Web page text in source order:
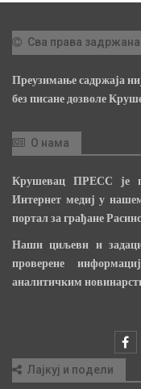
Сва права задржана
Преузимање садржаја
без писане дозволе
О нама
Крушевац ПРЕСС је
Интернет медиј у
портал за грађане
Наши циљеви и
проверене
аналитичким
Лајкуј и подели